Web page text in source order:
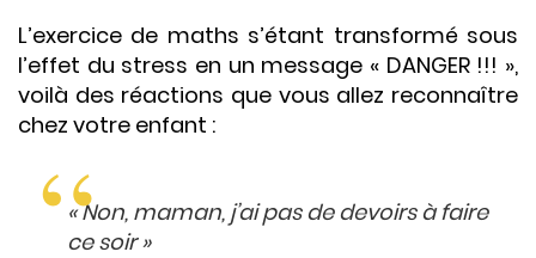
L’exercice de maths s’étant transformé sous
l’effet du stress en un message « DANGER !!! »,
voilà des réactions que vous allez reconnaître
chez votre enfant :
« Non, maman, j’ai pas de devoirs à faire
ce soir »